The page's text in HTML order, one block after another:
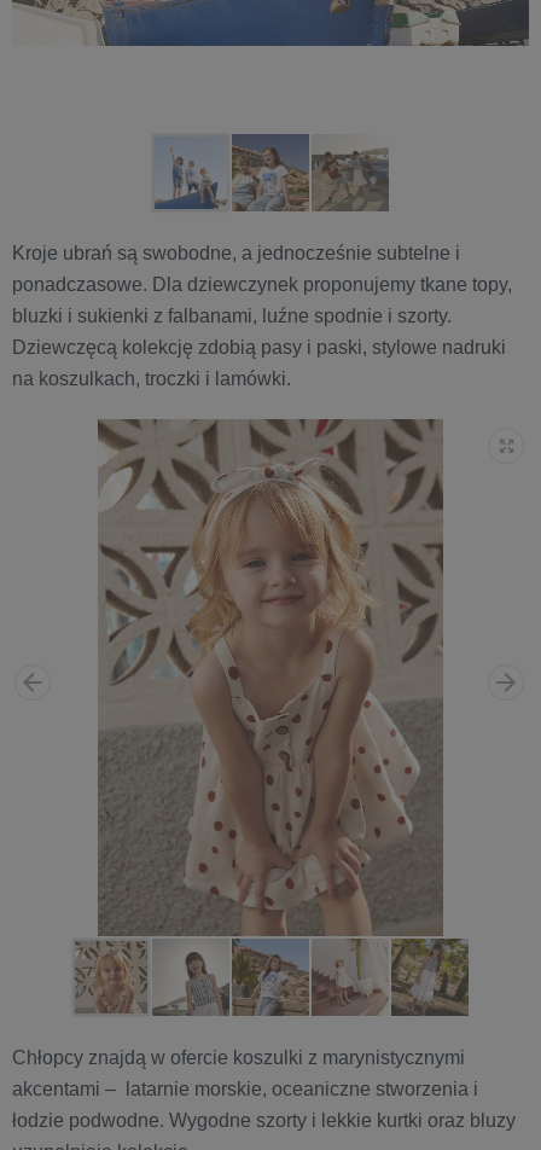
Kroje ubrań są swobodne, a jednocześnie subtelne i
ponadczasowe. Dla dziewczynek proponujemy tkane topy,
bluzki i sukienki z falbanami, luźne spodnie i szorty.
Dziewczęcą kolekcję zdobią pasy i paski, stylowe nadruki
na koszulkach, troczki i lamówki.
Chłopcy znajdą w ofercie koszulki z marynistycznymi
akcentami – latarnie morskie, oceaniczne stworzenia i
łodzie podwodne. Wygodne szorty i lekkie kurtki oraz bluzy